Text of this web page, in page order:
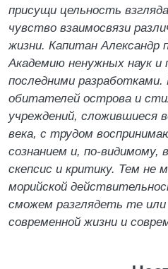
присущи цельность
чувство взаимосвязи
жизни. Капитан
Академию ненужных наук и
последними
обитателей острова и
учреждений, сложившиеся
века, с трудом
сознанием и, по-видимому,
скепсис и критику. Тем не
морийской
сможем разглядеть те
современной жизни и